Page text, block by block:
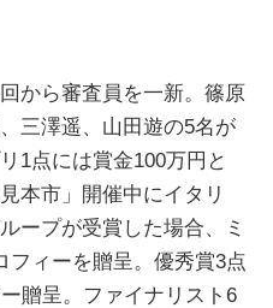
から審査員を一新。篠原
三澤遥、山田遊の5名が
1点には賞金100万円と
本市」開催中にイタリ
ープが受賞した場合、ミ
フィーを贈呈。優秀賞3点
贈呈。ファイナリスト6